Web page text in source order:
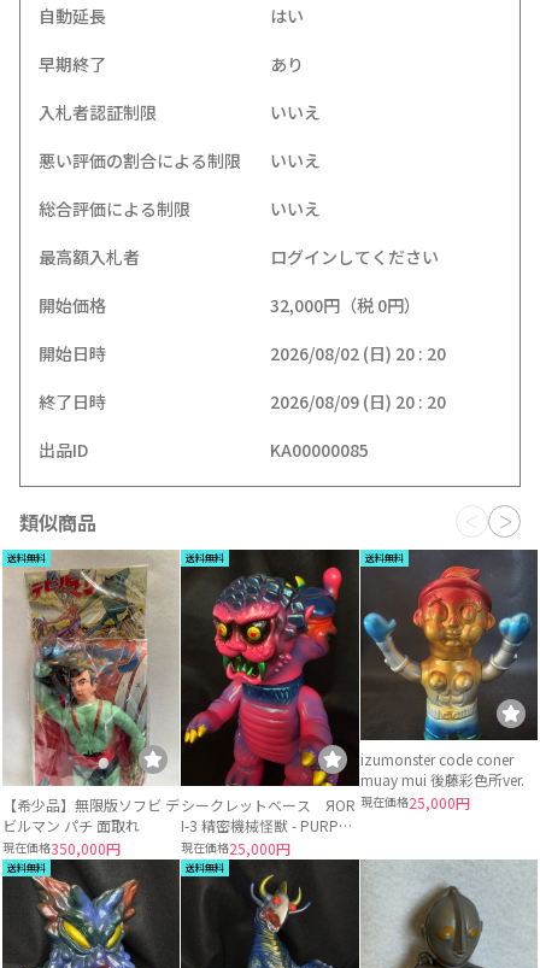
自動延長
はい
早期終了
あり
入札者認証制限
いいえ
悪い評価の割合による制限
いいえ
総合評価による制限
いいえ
最高額入札者
ログインしてください
開始価格
32,000円（税 0円）
開始日時
2026/08/02 (日) 20 : 20
終了日時
2026/08/09 (日) 20 : 20
出品ID
KA00000085
類似商品
送料無料
【希少品】無限版ソフビ デ
ビルマン パチ 面取れ
現在価格350,000円
送料無料
シークレットベース ЯOR
I-3 精密機械怪獣 - PURPLE
Ver. Magnet monster
現在価格25,000円
送料無料 送料無料
送料無料
izumonster code coner
muay mui 後藤彩色所ver.
現在価格25,000円